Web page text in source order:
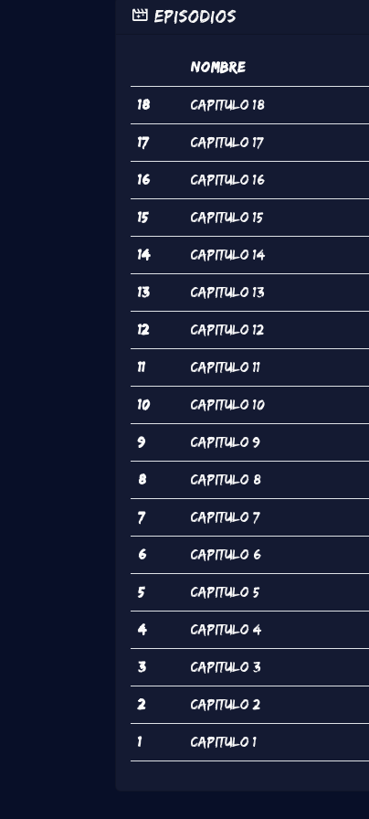
Episodios
Nombre
18 Capitulo 18
17 Capitulo 17
16 Capitulo 16
15 Capitulo 15
14 Capitulo 14
13 Capitulo 13
12 Capitulo 12
11 Capitulo 11
10 Capitulo 10
9 Capitulo 9
8 Capitulo 8
7 Capitulo 7
6 Capitulo 6
5 Capitulo 5
4 Capitulo 4
3 Capitulo 3
2 Capitulo 2
1 Capitulo 1